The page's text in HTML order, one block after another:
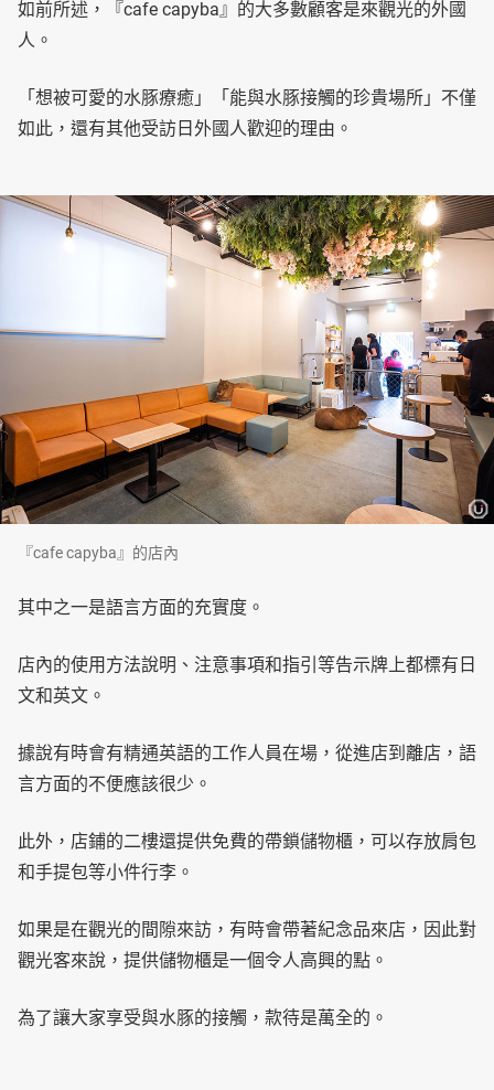
如前所述，『cafe capyba』的大多數顧客是來觀光的外國
人。
「想被可愛的水豚療癒」「能與水豚接觸的珍貴場所」不僅
如此，還有其他受訪日外國人歡迎的理由。
『cafe capyba』的店內
其中之一是語言方面的充實度。
店內的使用方法說明、注意事項和指引等告示牌上都標有日
文和英文。
據說有時會有精通英語的工作人員在場，從進店到離店，語
言方面的不便應該很少。
此外，店鋪的二樓還提供免費的帶鎖儲物櫃，可以存放肩包
和手提包等小件行李。
如果是在觀光的間隙來訪，有時會帶著紀念品來店，因此對
觀光客來說，提供儲物櫃是一個令人高興的點。
為了讓大家享受與水豚的接觸，款待是萬全的。